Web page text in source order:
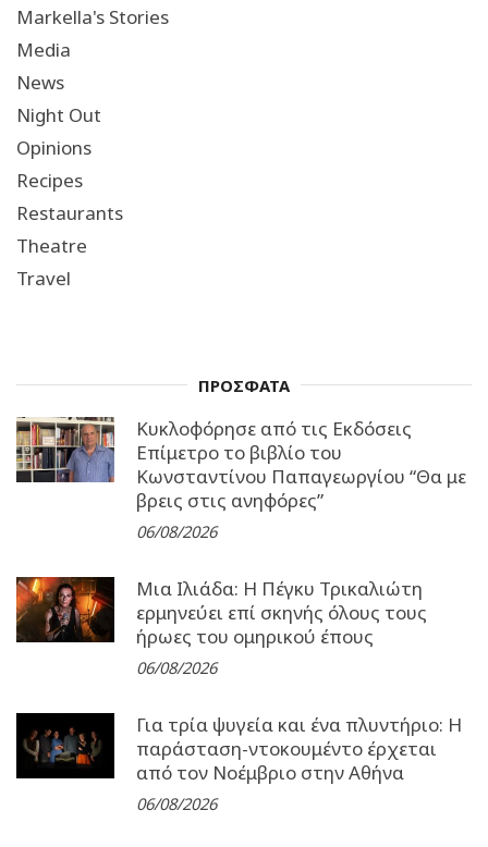
Markella's Stories
Media
News
Night Out
Opinions
Recipes
Restaurants
Theatre
Travel
ΠΡΟΣΦΑΤΑ
Κυκλοφόρησε από τις Εκδόσεις
Επίμετρο το βιβλίο του
Κωνσταντίνου Παπαγεωργίου “Θα με
βρεις στις ανηφόρες”
06/08/2026
Μια Ιλιάδα: H Πέγκυ Τρικαλιώτη
ερμηνεύει επί σκηνής όλους τους
ήρωες του ομηρικού έπους
06/08/2026
Για τρία ψυγεία και ένα πλυντήριο: Η
παράσταση-ντοκουμέντο έρχεται
από τον Νοέμβριο στην Αθήνα
06/08/2026